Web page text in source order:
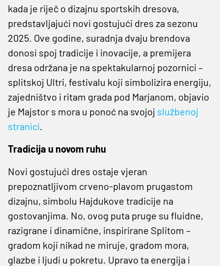
kada je riječ o dizajnu sportskih dresova,
predstavljajući novi gostujući dres za sezonu
2025. Ove godine, suradnja dvaju brendova
donosi spoj tradicije i inovacije, a premijera
dresa održana je na spektakularnoj pozornici –
splitskoj Ultri, festivalu koji simbolizira energiju,
zajedništvo i ritam grada pod Marjanom, objavio
je Majstor s mora u ponoć na svojoj službenoj
stranici.
Tradicija u novom ruhu
Novi gostujući dres ostaje vjeran
prepoznatljivom crveno-plavom prugastom
dizajnu, simbolu Hajdukove tradicije na
gostovanjima. No, ovog puta pruge su fluidne,
razigrane i dinamične, inspirirane Splitom –
gradom koji nikad ne miruje, gradom mora,
glazbe i ljudi u pokretu. Upravo ta energija i